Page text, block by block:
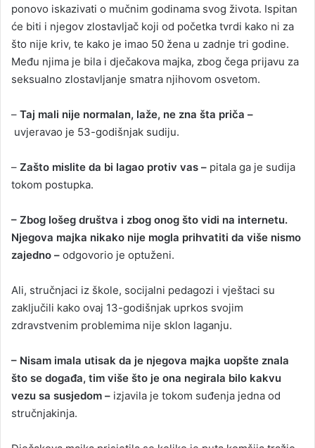
ponovo iskazivati o mučnim godinama svog života. Ispitan
će biti i njegov zlostavljač koji od početka tvrdi kako ni za
što nije kriv, te kako je imao 50 žena u zadnje tri godine.
Među njima je bila i dječakova majka, zbog čega prijavu za
seksualno zlostavljanje smatra njihovom osvetom.
– Taj mali nije normalan, laže, ne zna šta priča –
uvjeravao je 53-godišnjak sudiju.
– Zašto mislite da bi lagao protiv vas – pitala ga je sudija
tokom postupka.
– Zbog lošeg društva i zbog onog što vidi na internetu.
Njegova majka nikako nije mogla prihvatiti da više nismo
zajedno – odgovorio je optuženi.
Ali, stručnjaci iz škole, socijalni pedagozi i vještaci su
zaključili kako ovaj 13-godišnjak uprkos svojim
zdravstvenim problemima nije sklon laganju.
– Nisam imala utisak da je njegova majka uopšte znala
što se događa, tim više što je ona negirala bilo kakvu
vezu sa susjedom – izjavila je tokom suđenja jedna od
stručnjakinja.